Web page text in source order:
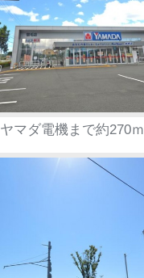
ヤマダ電機まで約270ｍ